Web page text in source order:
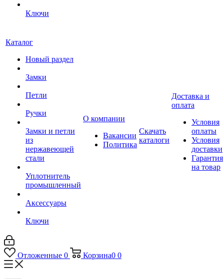
Ключи
Каталог
Новый раздел
Замки
Петли
Ручки
Замки и петли
из
нержавеющей
стали
Уплотнитель
промышленный
Аксессуары
Ключи
О компании
Вакансии
Политика
Скачать
каталоги
Доставка и
оплата
Условия
оплаты
Условия
доставки
Гарантия
на товар
Отложенные 0 Корзина0 0